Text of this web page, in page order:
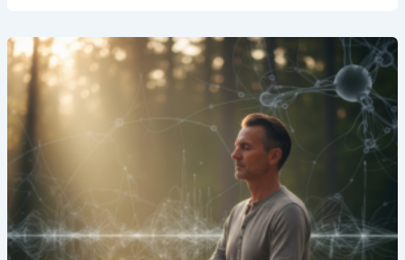
Transformação
Interior